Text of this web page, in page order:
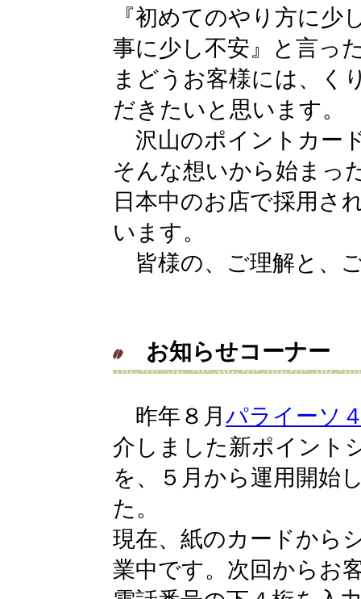
『初めてのやり方に
事に少し不安』と言っ
まどうお客様には、く
だきたいと思います。
沢山のポイントカー
そんな想いから始まっ
日本中のお店で採用さ
います。
皆様の、ご理解と、
お知らせコーナー
昨年８月 パライーソ
介しました新ポイント
を、５月から運用開始
た。
現在、紙のカードから
業中です。次回からお